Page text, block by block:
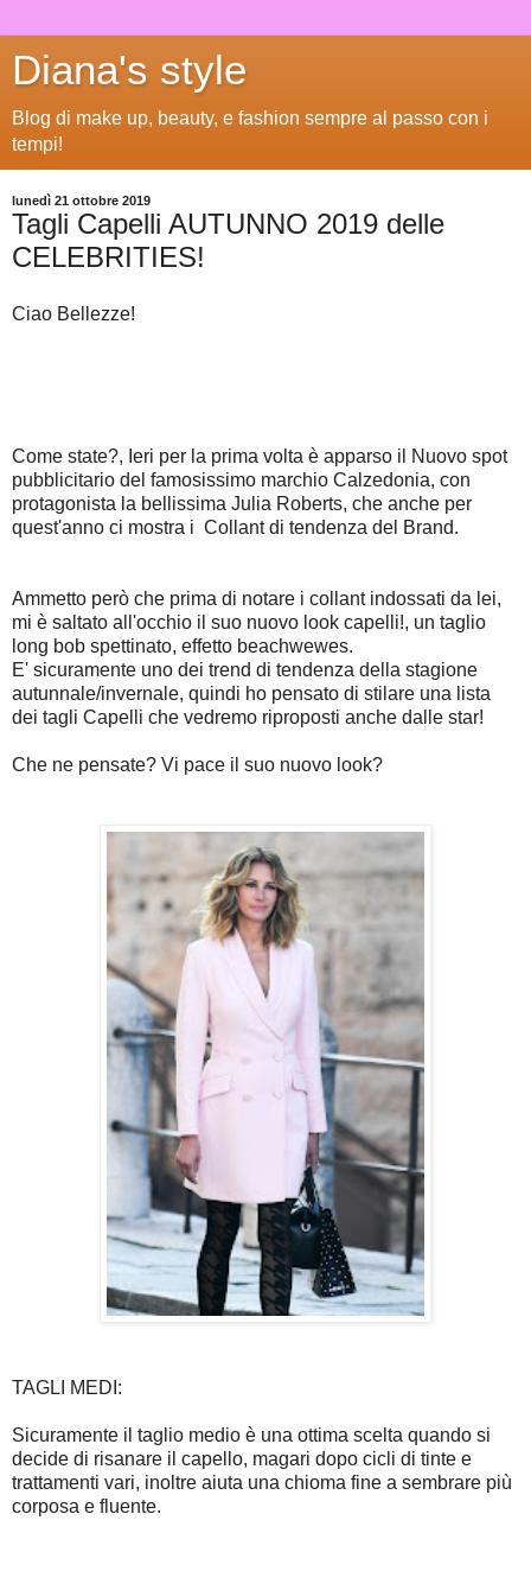
Diana's style
Blog di make up, beauty, e fashion sempre al passo con i
tempi!
lunedì 21 ottobre 2019
Tagli Capelli AUTUNNO 2019 delle
CELEBRITIES!
Ciao Bellezze!
Come state?, Ieri per la prima volta è apparso il Nuovo spot
pubblicitario del famosissimo marchio Calzedonia, con
protagonista la bellissima Julia Roberts, che anche per
quest'anno ci mostra i Collant di tendenza del Brand.
Ammetto però che prima di notare i collant indossati da lei,
mi è saltato all'occhio il suo nuovo look capelli!, un taglio
long bob spettinato, effetto beachwewes.
E' sicuramente uno dei trend di tendenza della stagione
autunnale/invernale, quindi ho pensato di stilare una lista
dei tagli Capelli che vedremo riproposti anche dalle star!
Che ne pensate? Vi pace il suo nuovo look?
TAGLI MEDI:
Sicuramente il taglio medio è una ottima scelta quando si
decide di risanare il capello, magari dopo cicli di tinte e
trattamenti vari, inoltre aiuta una chioma fine a sembrare più
corposa e fluente.